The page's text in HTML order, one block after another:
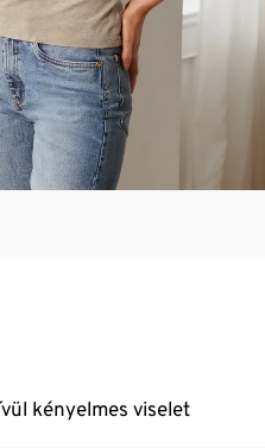
kényelmes viselet